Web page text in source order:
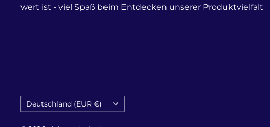
wert ist - viel Spaß beim Entdecken unserer Produktvielfalt
Land/Region
Deutschland (EUR €)